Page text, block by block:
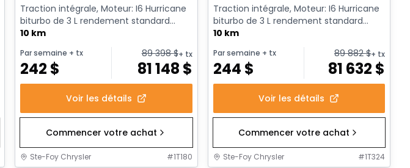
Traction intégrale, Moteur: I6 Hurricane
biturbo de 3 L rendement standard
avec arrêt au ralenti - 6...
10 km
Par semaine + tx
242 $
89 398$+ tx
81 148 $
Voir les détails
Commencer votre achat
Ste-Foy Chrysler #1T180
Traction intégrale, Moteur: I6 Hurricane
biturbo de 3 L rendement standard
avec arrêt au ralenti - 6...
10 km
Par semaine + tx
244 $
89 882$+ tx
81 632 $
Voir les détails
Commencer votre achat
Ste-Foy Chrysler #1T324